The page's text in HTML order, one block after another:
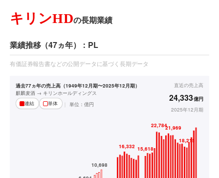
キリンHDの長期業績
業績推移（47ヵ年）：PL
有価証券報告書などの公開データに基づく長期データ
過去77ヵ年の売上高（1949年12月期〜2025年12月期）
麒麟麦酒 → キリンホールディングス
連結
単体 単位： 億円
直近の売上高
24,333億円
2025年12月期